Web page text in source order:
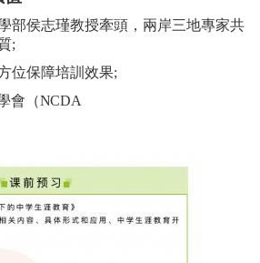
部侯志瑾教授牽頭，兩岸三地專家共
;
位保障培訓效果;
會（NCDA